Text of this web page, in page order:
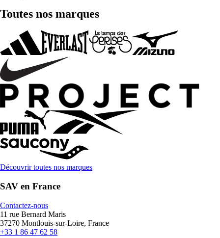
Toutes nos marques
Découvrir toutes nos marques
SAV en France
Contactez-nous
11 rue Bernard Maris
37270 Montlouis-sur-Loire, France
+33 1 86 47 62 58